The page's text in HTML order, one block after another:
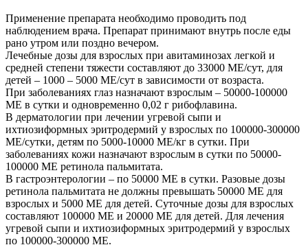
Применение препарата необходимо проводить под
наблюдением врача. Препарат принимают внутрь после еды
рано утром или поздно вечером.
Лечебные дозы для взрослых при авитаминозах легкой и
средней степени тяжести составляют до 33000 МЕ/сут, для
детей – 1000 – 5000 МЕ/сут в зависимости от возраста.
При заболеваниях глаз назначают взрослым – 50000-100000
МЕ в сутки и одновременно 0,02 г рибофлавина.
В дерматологии при лечении угревой сыпи и
ихтиозиформных эритродермий у взрослых по 100000-300000
МЕ/сутки, детям по 5000-10000 МЕ/кг в сутки. При
заболеваниях кожи назначают взрослым в сутки по 50000-
100000 МЕ ретинола пальмитата.
В гастроэнтерологии – по 50000 МЕ в сутки. Разовые дозы
ретинола пальмитата не должны превышать 50000 МЕ для
взрослых и 5000 МЕ для детей. Суточные дозы для взрослых
составляют 100000 МЕ и 20000 МЕ для детей. Для лечения
угревой сыпи и ихтиозиформных эритродермий у взрослых
по 100000-300000 МЕ.